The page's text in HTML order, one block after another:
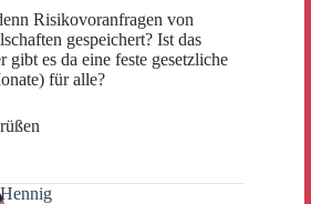
Risikovoranfragen von
gespeichert? Ist das
gibt es da eine feste gesetzliche
für alle?